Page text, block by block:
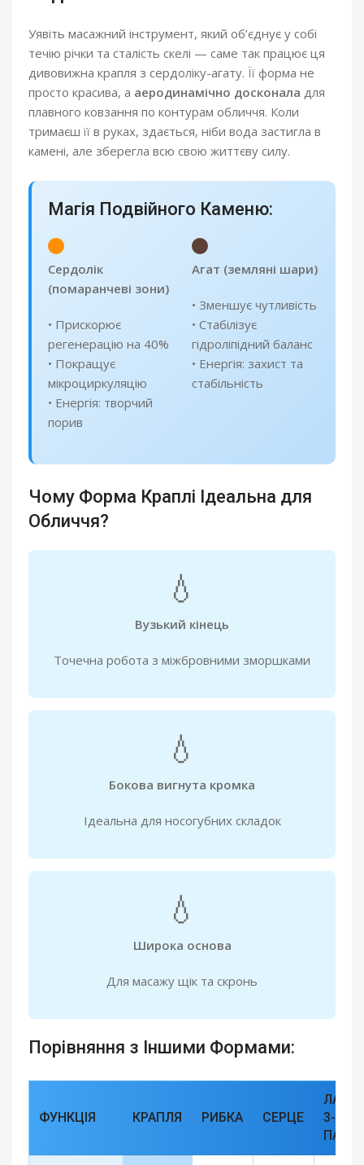
Уявіть масажний інструмент, який об’єднує у собі
течію річки та сталість скелі — саме так працює ця
дивовижна крапля з сердоліку-агату. Її форма не
просто красива, а аеродинамічно досконала для
плавного ковзання по контурам обличчя. Коли
тримаєш її в руках, здається, ніби вода застигла в
камені, але зберегла всю свою життєву силу.
Магія Подвійного Каменю:
Сердолік
(помаранчеві зони)
• Прискорює
регенерацію на 40%
• Покращує
мікроциркуляцію
• Енергія: творчий
порив
Агат (земляні шари)
• Зменшує чутливість
• Стабілізує
гідроліпідний баланс
• Енергія: захист та
стабільність
Чому Форма Краплі Ідеальна для
Обличчя?
💧
Вузький кінець
Точечна робота з міжбровними зморшками
💧
Бокова вигнута кромка
Ідеальна для носогубних складок
💧
Широка основа
Для масажу щік та скронь
Порівняння з Іншими Формами:
ФУНКЦІЯ КРАПЛЯ РИБКА СЕРЦЕ
3-
ПАЛА